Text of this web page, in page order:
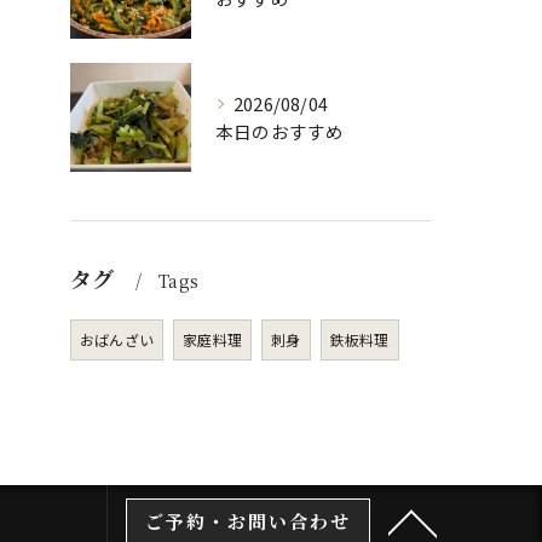
2026/08/04
本日のおすすめ
タグ Tags
おばんざい 家庭料理 刺身 鉄板料理
ご予約・お問い合わせ